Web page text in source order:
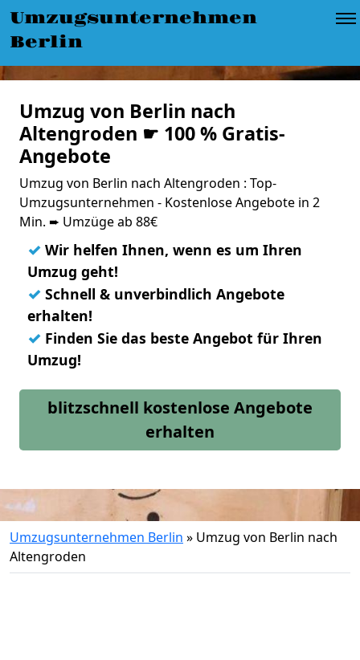
Umzugsunternehmen
Berlin
Umzug von Berlin nach
Altengroden ☛ 100 % Gratis-
Angebote
Umzug von Berlin nach Altengroden : Top-
Umzugsunternehmen - Kostenlose Angebote in 2
Min. ➨ Umzüge ab 88€
✓ Wir helfen Ihnen, wenn es um Ihren
Umzug geht!
✓ Schnell & unverbindlich Angebote
erhalten!
✓ Finden Sie das beste Angebot für Ihren
Umzug!
blitzschnell kostenlose Angebote
erhalten
Umzugsunternehmen Berlin » Umzug von Berlin nach
Altengroden